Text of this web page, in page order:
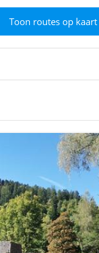
Toon routes op kaart